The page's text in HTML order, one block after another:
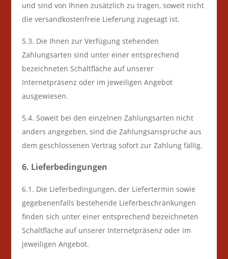
und sind von Ihnen zusätzlich zu tragen, soweit nicht
die versandkostenfreie Lieferung zugesagt ist.
5.3. Die Ihnen zur Verfügung stehenden
Zahlungsarten sind unter einer entsprechend
bezeichneten Schaltfläche auf unserer
Internetpräsenz oder im jeweiligen Angebot
ausgewiesen.
5.4. Soweit bei den einzelnen Zahlungsarten nicht
anders angegeben, sind die Zahlungsansprüche aus
dem geschlossenen Vertrag sofort zur Zahlung fällig.
6. Lieferbedingungen
6.1. Die Lieferbedingungen, der Liefertermin sowie
gegebenenfalls bestehende Lieferbeschränkungen
finden sich unter einer entsprechend bezeichneten
Schaltfläche auf unserer Internetpräsenz oder im
jeweiligen Angebot.